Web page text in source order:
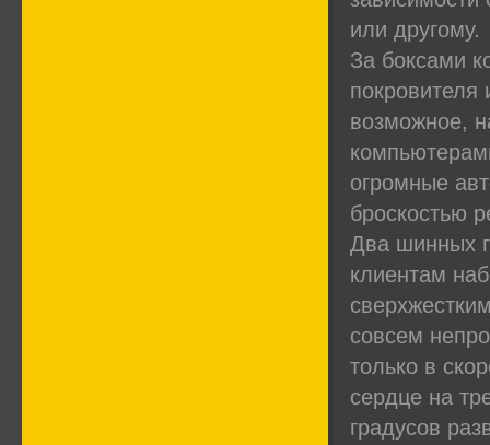
или другому.
За боксами
возможное,
огромные
броскостью
Два шинных
клиентам
совсем
только в
сердце на
градусов